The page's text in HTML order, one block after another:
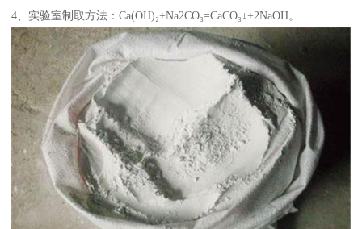
4、实验室制取方法：Ca(OH)₂+Na2CO₃=CaCO₃↓+2NaOH。